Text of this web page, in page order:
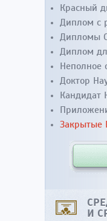
Красный
Диплом с
Дипломы
Диплом
Неполное
Доктор
Кандидат
Закрытые
И